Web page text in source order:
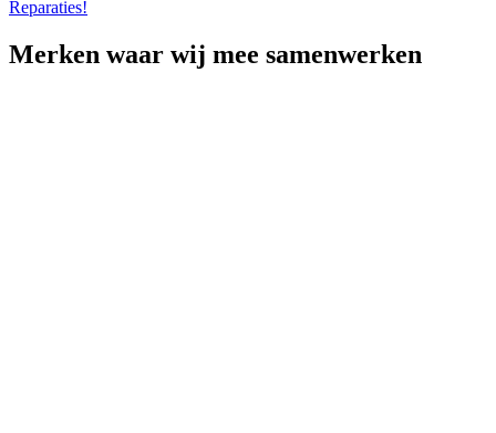
Reparaties!
Merken waar wij mee samenwerken